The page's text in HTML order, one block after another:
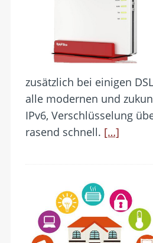
zusätzlich bei einigen
alle modernen und
IPv6, Verschlüsselung
rasend schnell. […]